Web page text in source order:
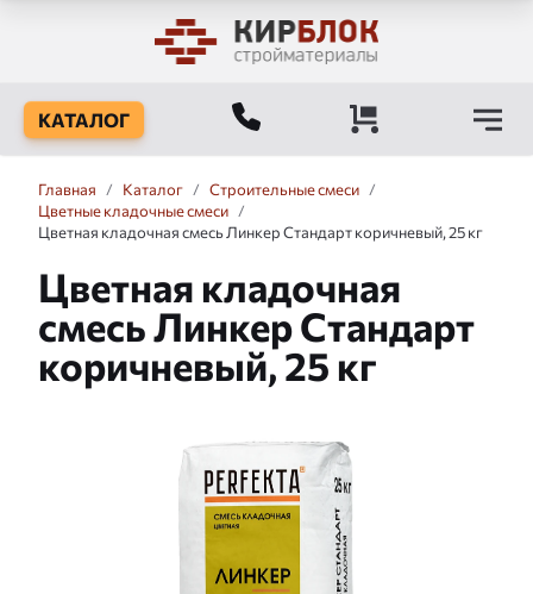
КАТАЛОГ
Главная / Каталог / Строительные смеси /
Цветные кладочные смеси /
Цветная кладочная смесь Линкер Стандарт коричневый, 25 кг
Цветная кладочная
смесь Линкер Стандарт
коричневый, 25 кг